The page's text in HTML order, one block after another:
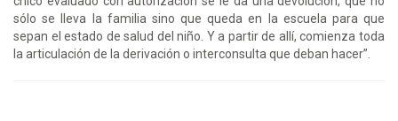
sólo se lleva la familia sino que queda en la escuela para que
sepan el estado de salud del niño. Y a partir de allí, comienza toda
la articulación de la derivación o interconsulta que deban hacer”.